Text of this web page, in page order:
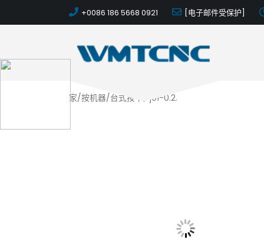
+0086 186 5668 0921 [电子邮件受保护]
家/按机器/台式按下 / j01-0.2.